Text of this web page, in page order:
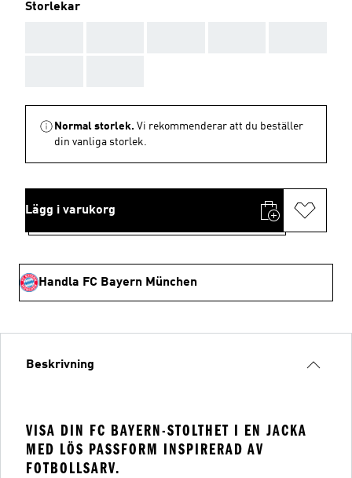
Storlekar
Normal storlek. Vi rekommenderar att du beställer
din vanliga storlek.
Lägg i varukorg
Handla FC Bayern München
Beskrivning
VISA DIN FC BAYERN-STOLTHET I EN JACKA
MED LÖS PASSFORM INSPIRERAD AV
FOTBOLLSARV.